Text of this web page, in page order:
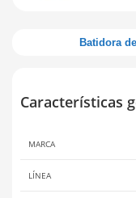
Batidora
Características
MARCA
LÍNEA